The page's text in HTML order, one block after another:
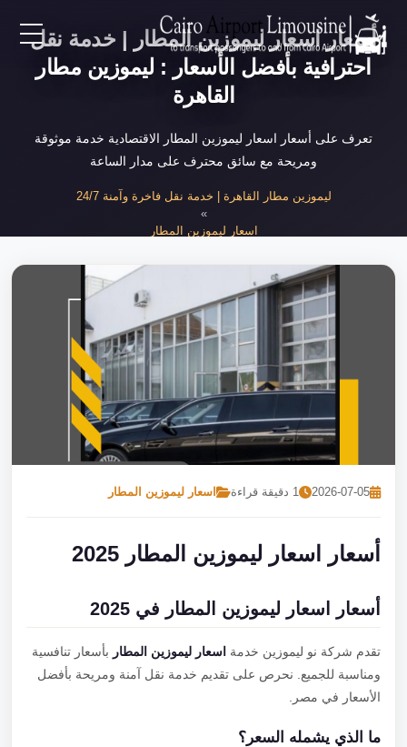
EN
خدمات المطار
نحن
أسعار اسعار ليموزين المطار | خدمة نقل
احترافية بأفضل الأسعار : ليموزين مطار
القاهرة
تعرف على أسعار اسعار ليموزين المطار الاقتصادية خدمة موثوقة
ومريحة مع سائق محترف على مدار الساعة
ليموزين مطار القاهرة | خدمة نقل فاخرة وآمنة 24/7
اسعار ليموزين المطار
أسعار اسعار ليموزين المطار 2025
2026-07-05 1 دقيقة قراءة اسعار ليموزين المطار
أسعار اسعار ليموزين المطار 2025
أسعار اسعار ليموزين المطار في 2025
تقدم شركة نو ليموزين خدمةاسعار ليموزين المطاربأسعار تنافسية
ومناسبة للجميع. نحرص على تقديم خدمة نقل آمنة ومريحة بأفضل
الأسعار في مصر.
ما الذي يشمله السعر؟